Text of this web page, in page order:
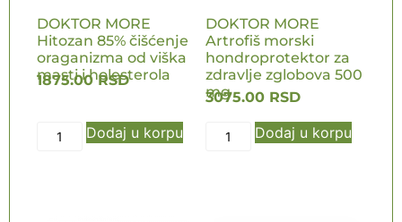
DOKTOR MORE
Hitozan 85% čišćenje
oraganizma od viška
masti i holesterola
1875.00RSD
Dodaj u korpu
DOKTOR MORE
Artrofiš morski
hondroprotektor za
zdravlje zglobova 500
mg
3075.00 RSD
Dodaj u korpu